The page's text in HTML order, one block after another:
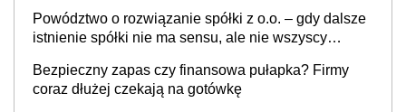
Powództwo o rozwiązanie spółki z o.o. – gdy dalsze
istnienie spółki nie ma sensu, ale nie wszyscy
Bezpieczny zapas czy finansowa pułapka? Firmy
coraz dłużej czekają na gotówkę